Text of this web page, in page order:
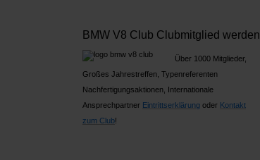
BMW V8 Club Clubmitglied werden
Über 1000 Mitglieder,
Großes Jahrestreffen, Typenreferenten
Nachfertigungsaktionen, Internationale
Ansprechpartner Eintrittserklärung oder Kontakt
zum Club!